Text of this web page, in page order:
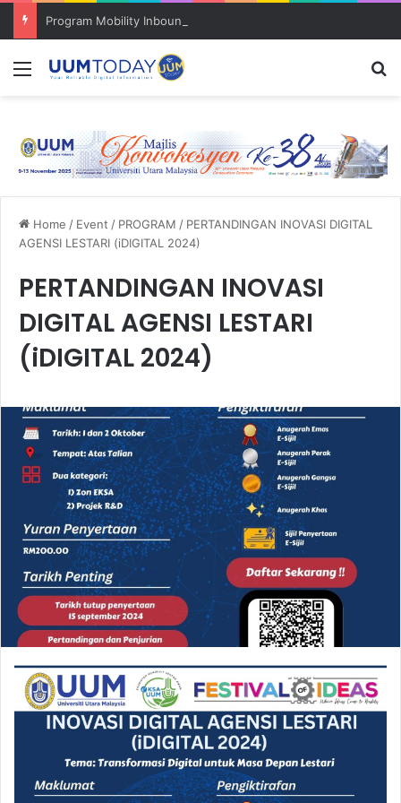
Menu
Home / Event / PROGRAM / PERTANDINGAN INOVASI DIGITAL
AGENSI LESTARI (iDIGITAL 2024)
PERTANDINGAN INOVASI
DIGITAL AGENSI LESTARI
(iDIGITAL 2024)